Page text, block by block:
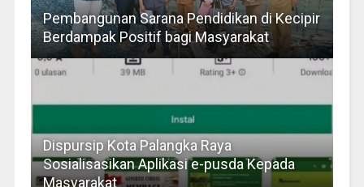
Pembangunan Sarana Pendidikan di Kecipir
Berdampak Positif bagi Masyarakat
Dispursip Kota Palangka Raya
Sosialisasikan Aplikasi e-pusda Kepada
Masyarakat